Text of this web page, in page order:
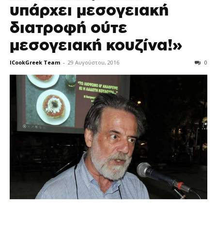
υπάρχει μεσογειακή
διατροφή ούτε
μεσογειακή κουζίνα!»
ICookGreek Team - 29 Αυγούστου, 2016 0